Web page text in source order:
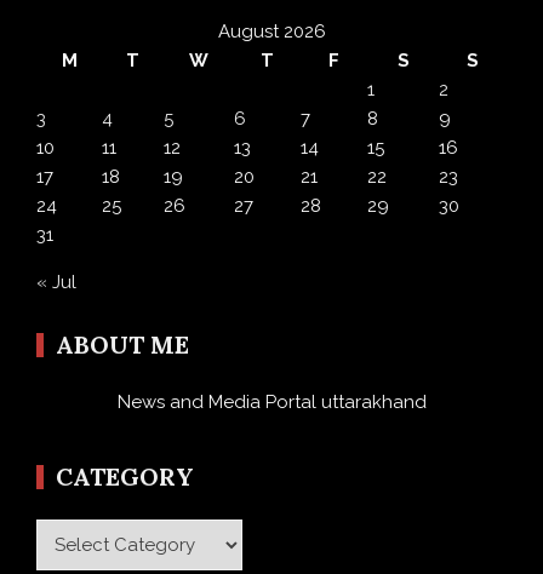
August 2026
M
T W T F S
S
1
2
3
4 5 6 7 8
9
10
11 12 13 14 15
16
17
18 19 20 21 22
23
24
25 26 27 28 29
30
31
« Jul
ABOUT ME
News and Media Portal uttarakhand
CATEGORY
Category